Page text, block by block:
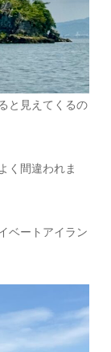
と見えてくるの
く間違われま
ベートアイラン